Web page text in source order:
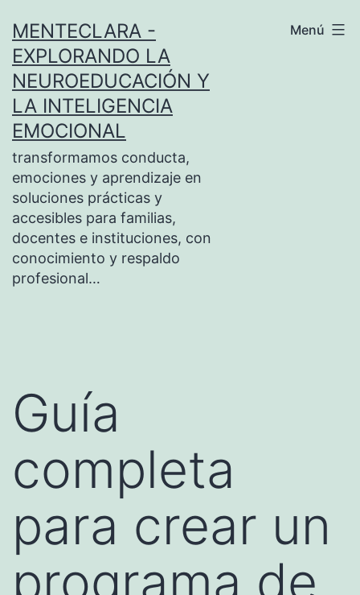
contenido
MENTECLARA -
EXPLORANDO LA
NEUROEDUCACIÓN Y
LA INTELIGENCIA
EMOCIONAL
transformamos conducta,
emociones y aprendizaje en
soluciones prácticas y
accesibles para familias,
docentes e instituciones, con
conocimiento y respaldo
profesional…
Menú
Guía
completa
para crear un
programa de